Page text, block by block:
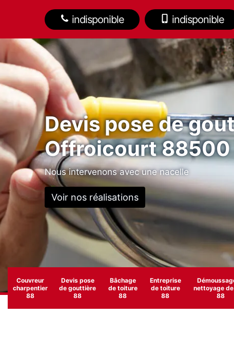
indisponible indisponible
Devis pose de
Offroicourt 88500
Nous intervenons avec une nacelle
Voir nos réalisations
Couvreur
charpentier
88
Devis pose
de gouttière
88
Bâchage
de toiture
88
Entreprise
de toiture
88
nettoyage
88